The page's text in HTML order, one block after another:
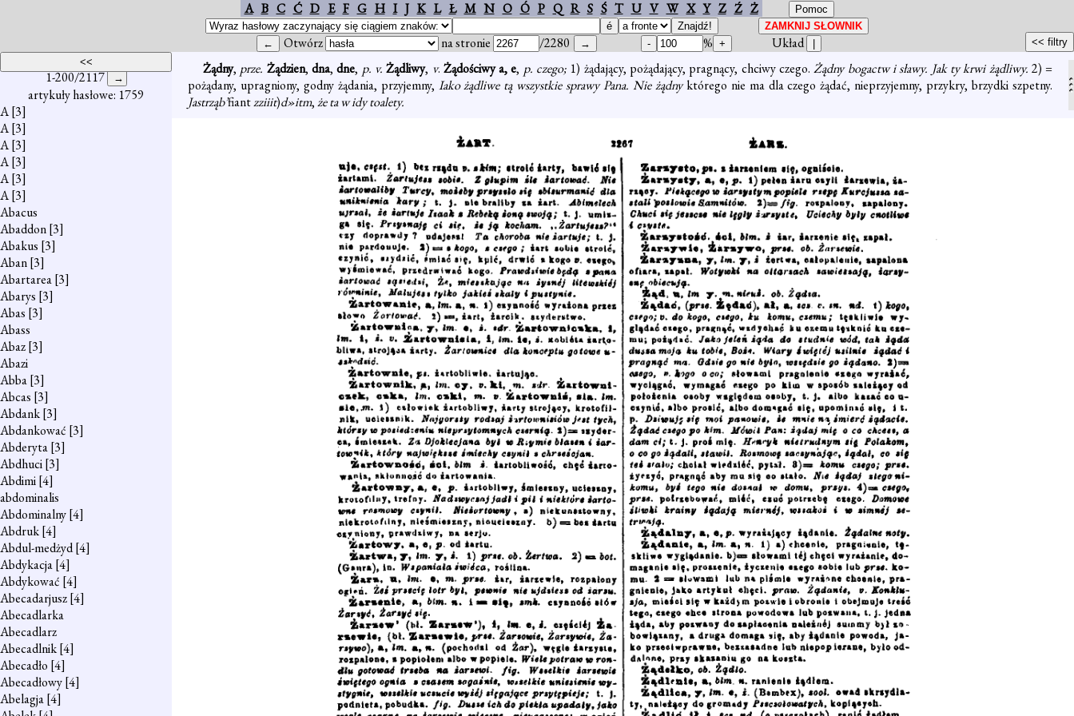
A B C Ć D E F G H I J K L Ł M N O Ó P Q R S Ś T U V W X Y Z Ź Ż
Otwórz na stronie /2280 % Układ
1-200/2117
artykuły hasłowe: 1759
A[3]
A[3]
A[3]
A[3]
A[3]
A[3]
Abacus
Abaddon[3]
Abakus [3]
Aban[3]
Abartarea[3]
Abarys [3]
Abas [3]
Abass
Abaz[3]
Abazi
Abba[3]
Abcas [3]
Abdank[3]
Abdankować [3]
Abderyta[3]
Abdhuci[3]
Abdimi[4]
abdominalis
Abdominalny[4]
Abdruk[4]
Abdul-medżyd[4]
Abdykacja[4]
Abdykować [4]
Abecadarjusz[4]
Abecadlarka
Abecadlarz
Abecadlnik[4]
Abecadło [4]
Abecadłowy[4]
Abelagja[4]
Żądny, prze. Żądzien, dna,dne, p. v.Żądliwy, v. Żądościwy a, e, p. czego; 1) żądający, pożądający, pragnący, chciwy czego.Żądny bogactw i sławy. Jak ty krwi żądliwy. 2) =
pożądany, upragniony, godny żądania, przyjemny, Iako żądliwe tą wszystkie sprawy Pana. Nie żądnyktórego nie ma dla czego żądać, nieprzyjemny, przykry, brzydki szpetny.
Jastrząb’fiantzziiit)d»itm,że ta w idy toalety.